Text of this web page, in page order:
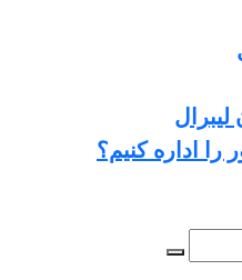
اداره کنیم؟